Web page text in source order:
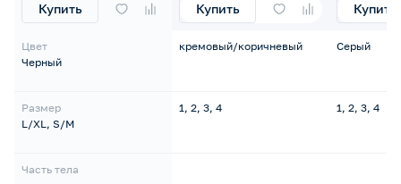
Купить
Цвет
Черный
Размер
L/XL, S/M
Часть тела
Купить
кремовый/коричневый
1, 2, 3, 4
Купить
Серый
1, 2, 3, 4